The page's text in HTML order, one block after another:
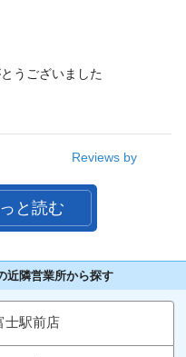
うございました
Reviews by
と読む
近隣営業所から探す
士駅前店